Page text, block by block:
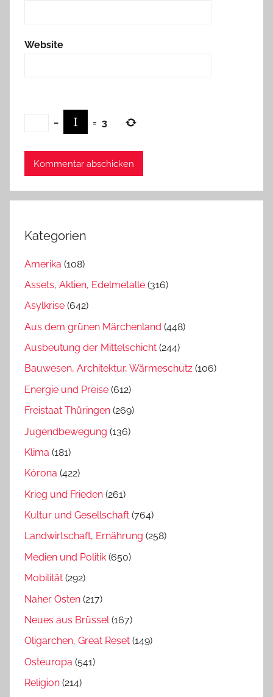
Website
− = 3
Kategorien
Amerika (108)
Assets, Aktien, Edelmetalle (316)
Asylkrise (642)
Aus dem grünen Märchenland (448)
Ausbeutung der Mittelschicht (244)
Bauwesen, Architektur, Wärmeschutz (106)
Energie und Preise (612)
Freistaat Thüringen (269)
Jugendbewegung (136)
Klima (181)
Kórona (422)
Krieg und Frieden (261)
Kultur und Gesellschaft (764)
Landwirtschaft, Ernährung (258)
Medien und Politik (650)
Mobilität (292)
Naher Osten (217)
Neues aus Brüssel(167)
Oligarchen, Great Reset (149)
Osteuropa (541)
Religion (214)